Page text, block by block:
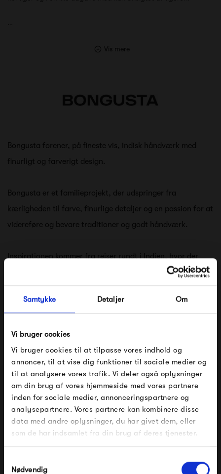
Samtykke Detaljer Om
Vi bruger cookies
Vi bruger cookies til at tilpasse vores indhold og
annoncer, til at vise dig funktioner til sociale medier og
til at analysere vores trafik. Vi deler også oplysninger
om din brug af vores hjemmeside med vores partnere
inden for sociale medier, annonceringspartnere og
analysepartnere. Vores partnere kan kombinere disse
data med andre oplysninger, du har givet dem, eller
som de har indsamlet fra din brug af deres tjenester.
Nødvendig
Vis mere
Bongusta forener, på fineste vis, indisk håndværk med
finurligt og farverigt design.
Bongusta er et familieprojekt, der udspringer fra
kærligheden til farve, finurlige detaljer og en passion for at
videreføre og bevare traditioner og godt håndværk.
Inspirationen kommer fra rejser rundt i Indien, hvor der
findes stor stolthed i håndværksmæssige traditioner. Ved
at arbejde tæt med dygtige håndarbejdere i Indien, har
Bongusta skabt et sortiment af smukke varer, hvor design,
og hvor alt er lavet i hånden.
Se alle varer fra Bongusta
Produkter fra samme kategori
FÅ 10% PÅ DIN NÆSTE ORDRE
Indtast din e-mail, så sender vi rabatkoden til dig på
mail. Minimumsbeløb er 499 kr. for at indløse
rabatten.
Gælder ikke på produkter fra Fermob, File Under